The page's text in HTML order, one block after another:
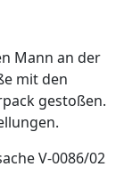
Mann an der
mit den
gestoßen.
V-0086/02